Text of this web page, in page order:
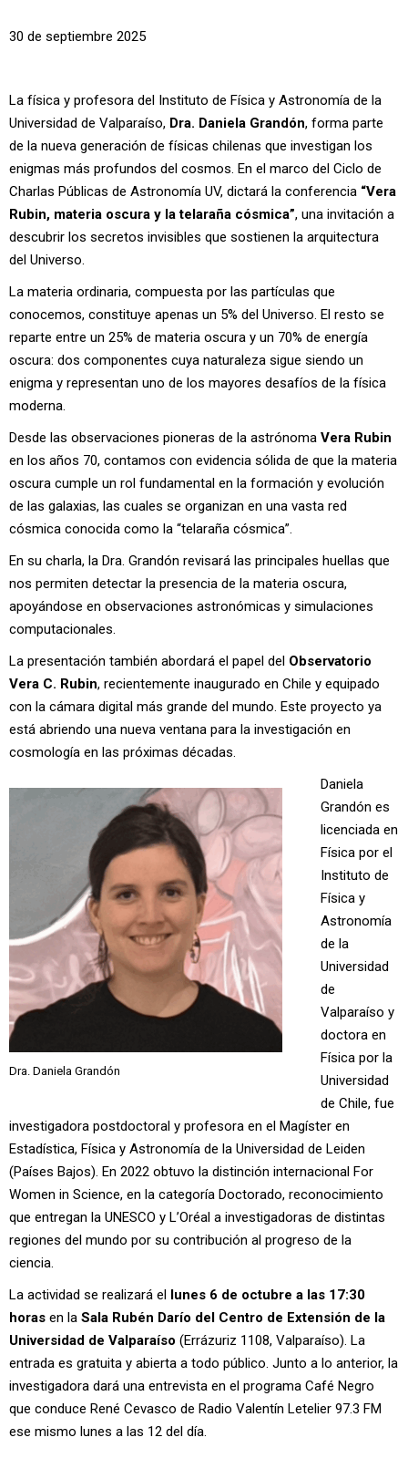
30 de septiembre 2025
La física y profesora del Instituto de Física y Astronomía de la
Universidad de Valparaíso, Dra. Daniela Grandón, forma parte
de la nueva generación de físicas chilenas que investigan los
enigmas más profundos del cosmos. En el marco del Ciclo de
Charlas Públicas de Astronomía UV, dictará la conferencia “Vera
Rubin, materia oscura y la telaraña cósmica”, una invitación a
descubrir los secretos invisibles que sostienen la arquitectura
del Universo.
La materia ordinaria, compuesta por las partículas que
conocemos, constituye apenas un 5% del Universo. El resto se
reparte entre un 25% de materia oscura y un 70% de energía
oscura: dos componentes cuya naturaleza sigue siendo un
enigma y representan uno de los mayores desafíos de la física
moderna.
Desde las observaciones pioneras de la astrónoma Vera Rubin
en los años 70, contamos con evidencia sólida de que la materia
oscura cumple un rol fundamental en la formación y evolución
de las galaxias, las cuales se organizan en una vasta red
cósmica conocida como la “telaraña cósmica”.
En su charla, la Dra. Grandón revisará las principales huellas que
nos permiten detectar la presencia de la materia oscura,
apoyándose en observaciones astronómicas y simulaciones
computacionales.
La presentación también abordará el papel del Observatorio
Vera C. Rubin, recientemente inaugurado en Chile y equipado
con la cámara digital más grande del mundo. Este proyecto ya
está abriendo una nueva ventana para la investigación en
cosmología en las próximas décadas.
Dra. Daniela Grandón
Daniela
Grandón es
licenciada en
Física por el
Instituto de
Física y
Astronomía
de la
Universidad
de
Valparaíso y
doctora en
Física por la
Universidad
de Chile, fue
investigadora postdoctoral y profesora en el Magíster en
Estadística, Física y Astronomía de la Universidad de Leiden
(Países Bajos). En 2022 obtuvo la distinción internacional For
Women in Science, en la categoría Doctorado, reconocimiento
que entregan la UNESCO y L’Oréal a investigadoras de distintas
regiones del mundo por su contribución al progreso de la
ciencia.
La actividad se realizará el lunes 6 de octubre a las 17:30
horas en la Sala Rubén Darío del Centro de Extensión de la
Universidad de Valparaíso (Errázuriz 1108, Valparaíso). La
entrada es gratuita y abierta a todo público. Junto a lo anterior, la
investigadora dará una entrevista en el programa Café Negro
que conduce René Cevasco de Radio Valentín Letelier 97.3 FM
ese mismo lunes a las 12 del día.